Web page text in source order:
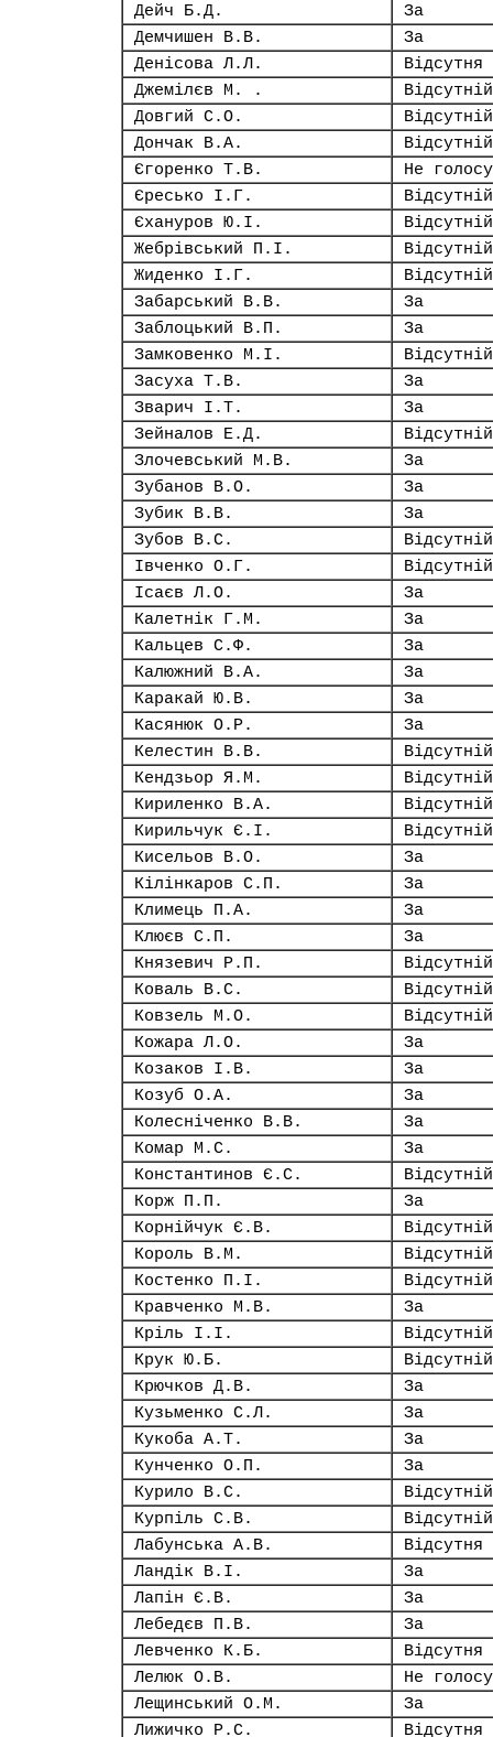
Дейч Б.Д.
За
Демчишен В.В.
За
Денісова Л.Л.
Відсутня
Джемілєв М. .
Відсутній
Довгий С.О.
Відсутній
Дончак В.А.
Відсутній
Єгоренко Т.В.
Не
Єресько І.Г.
Відсутній
Єхануров Ю.І.
Відсутній
Жебрівський П.І.
Відсутній
Жиденко І.Г.
Відсутній
Забарський В.В.
За
Заблоцький В.П.
За
Замковенко М.І.
Відсутній
Засуха Т.В.
За
Зварич І.Т.
За
Зейналов Е.Д.
Відсутній
Злочевський М.В.
За
Зубанов В.О.
За
Зубик В.В.
За
Зубов В.С.
Відсутній
Івченко О.Г.
Відсутній
Ісаєв Л.О.
За
Калетнік Г.М.
За
Кальцев С.Ф.
За
Калюжний В.А.
За
Каракай Ю.В.
За
Касянюк О.Р.
За
Келестин В.В.
Відсутній
Кендзьор Я.М.
Відсутній
Кириленко В.А.
Відсутній
Кирильчук Є.І.
Відсутній
Кисельов В.О.
За
Кілінкаров С.П.
За
Климець П.А.
За
Клюєв С.П.
За
Князевич Р.П.
Відсутній
Коваль В.С.
Відсутній
Ковзель М.О.
Відсутній
Кожара Л.О.
За
Козаков І.В.
За
Козуб О.А.
За
Колесніченко В.В.
За
Комар М.С.
За
Константинов Є.С.
Відсутній
Корж П.П.
За
Корнійчук Є.В.
Відсутній
Король В.М.
Відсутній
Костенко П.І.
Відсутній
Кравченко М.В.
За
Кріль І.І.
Відсутній
Крук Ю.Б.
Відсутній
Крючков Д.В.
За
Кузьменко С.Л.
За
Кукоба А.Т.
За
Кунченко О.П.
За
Курило В.С.
Відсутній
Курпіль С.В.
Відсутній
Лабунська А.В.
Відсутня
Ландік В.І.
За
Лапін Є.В.
За
Лебедєв П.В.
За
Левченко К.Б.
Відсутня
Лелюк О.В.
Не
Лещинський О.М.
За
Лижичко Р.С.
Відсутня